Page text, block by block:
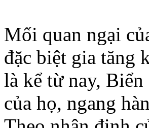
Mối quan ngại
đặc biệt gia tăng
là kể từ nay,
của họ, ngang